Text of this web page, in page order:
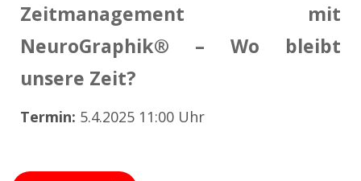
Zeitmanagement mit
NeuroGraphik® – Wo bleibt
unsere Zeit?
Termin: 5.4.2025 11:00 Uhr